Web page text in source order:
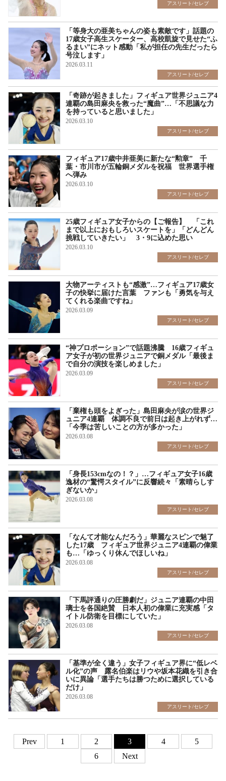
アスリート/セレブ
「等身大の亜美ちゃんの姿も素敵です」話題の
17歳女子高生スケーター、高校凱旋で見せた“ふ
るまい”にネット感動「私が担任の先生だったら
号泣します」
2026.03.11
アスリート/セレブ
「奇跡が起きました」フィギュア世界ジュニア4
連覇の島田麻央を救った“魔曲”…「不思議な力
を持っていると思いました」
2026.03.10
アスリート/セレブ
フィギュア17歳中井亜美に新たな“勲章” 千
葉・市川市が五輪銅メダルを祝福 世界選手権
へ弾み
2026.03.10
アスリート/セレブ
25歳フィギュア女子からの【ご報告】 「これ
まで以上におもしろいスケートを」「どんどん
挑戦していきたい」 3・9に込めた思い
2026.03.10
アスリート/セレブ
大物アーティストも“感激”…フィギュア17歳女
子の快挙に届けた言葉 ファンも「勇気を与え
てくれる楽曲ですね」
2026.03.09
アスリート/セレブ
“神プロポーション”で話題沸騰 16歳フィギュ
ア女子が初の世界ジュニアで銅メダル「最後ま
で自分の演技を楽しめました」
2026.03.09
アスリート/セレブ
「棄権も頭をよぎった」島田麻央が涙の世界ジ
ュニア4連覇 体調不良で前日は起き上がれず…
「今季は苦しいことの方が多かった」
2026.03.08
アスリート/セレブ
「身長153cmなの！？」…フィギュア女子16歳
逸材の“驚愕スタイル”に反響続々「素晴らしす
ぎないか」
2026.03.08
アスリート/セレブ
「なんて才能なんだろう」華麗なスピンで魅了
した17歳 フィギュア世界ジュニア4連覇の偉業
も…「ゆっくり休んでほしいね」
2026.03.08
アスリート/セレブ
「下馬評通りの圧勝劇だ」ジュニア連覇の中田
璃士を各国絶賛 日本人初の偉業に充実感「タ
イトル防衛を目標にしていた」
2026.03.08
アスリート/セレブ
「基準が全く違う」女子フィギュア界に“低レベ
ル化”の声 露名伯楽はリウや坂本花織を引き合
いに異論「選手たちは勝つために選択している
だけ」
2026.03.08
アスリート/セレブ
Prev 1 2 3 4
5
6
Next